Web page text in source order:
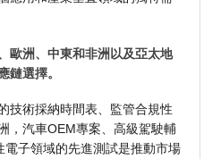
歐洲、中東和非洲以及亞太地
鏈選擇。
技術採納時間表、監管合規性
，汽車OEM專案、高級駕駛輔
子領域的先進測試是推動市場